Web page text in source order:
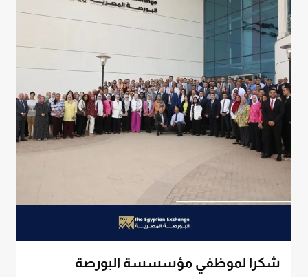
شكرا لموظفي مؤسسسة البورصة